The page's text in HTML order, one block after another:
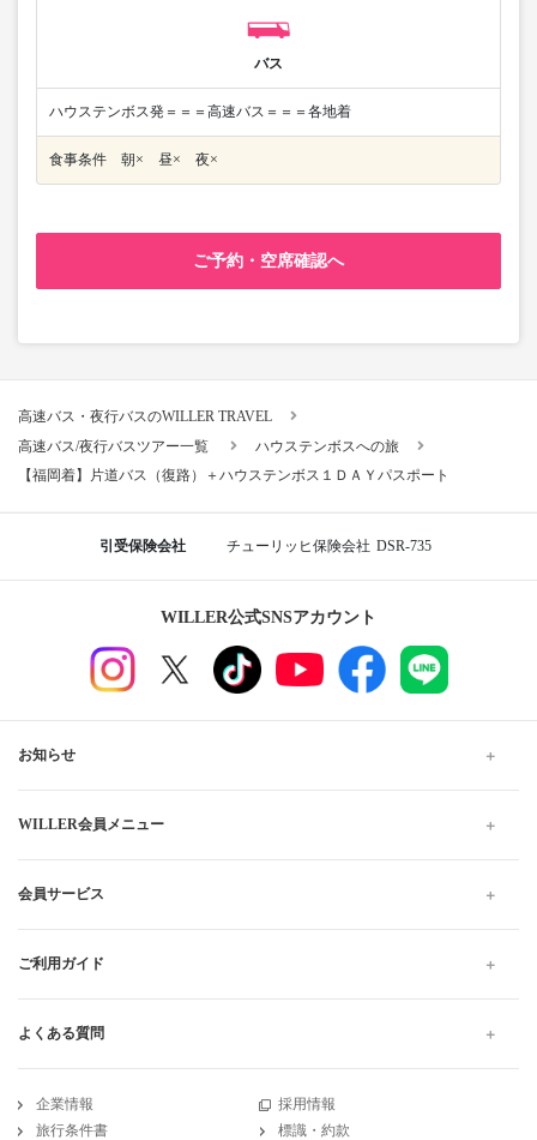
バス
ハウステンボス発＝＝＝高速バス＝＝＝各地着
食事条件 朝× 昼× 夜×
ご予約・空席確認へ
高速バス・夜行バスのWILLER TRAVEL
高速バス/夜行バスツアー一覧
ハウステンボスへの旅
【福岡着】片道バス（復路）＋ハウステンボス１ＤＡＹパスポート
引受保険会社 チューリッヒ保険会社 DSR-735
WILLER公式SNSアカウント
お知らせ
WILLER会員メニュー
会員サービス
ご利用ガイド
よくある質問
企業情報
採用情報
旅行条件書
標識・約款